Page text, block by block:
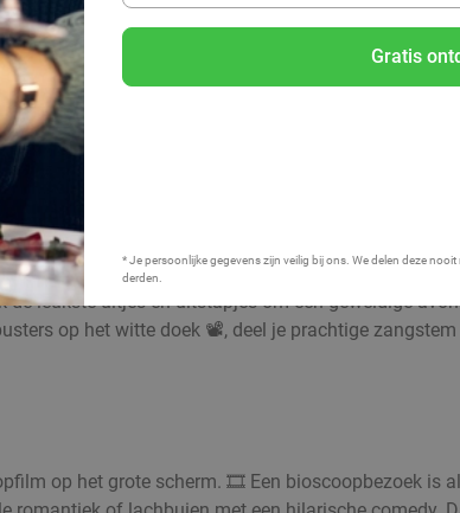
Koblenz Gratis
* Je persoonlijke gegevens zijn veilig bij ons. We delen deze nooit
derden.
leukste uitjes en uitstapjes om een geweldige
op het witte doek 📽️, deel je prachtige
op het grote scherm. 🎞️ Een bioscoopbezoek is